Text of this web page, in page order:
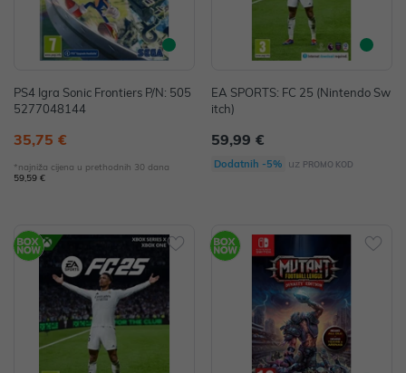
PS4 Igra Sonic Frontiers P/N: 505
5277048144
35,75 €
*najniža cijena u prethodnih 30 dana
59,59 €
EA SPORTS: FC 25 (Nintendo Sw
itch)
59,99 €
Dodatnih -5% uz PROMO KOD